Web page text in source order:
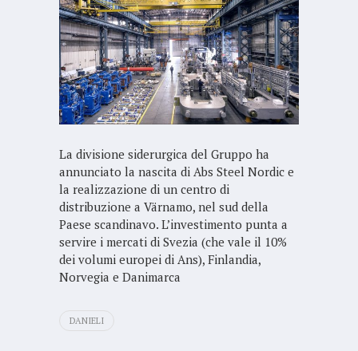
La divisione siderurgica del Gruppo ha
annunciato la nascita di Abs Steel Nordic e
la realizzazione di un centro di
distribuzione a Värnamo, nel sud della
Paese scandinavo. L’investimento punta a
servire i mercati di Svezia (che vale il 10%
dei volumi europei di Ans), Finlandia,
Norvegia e Danimarca
DANIELI